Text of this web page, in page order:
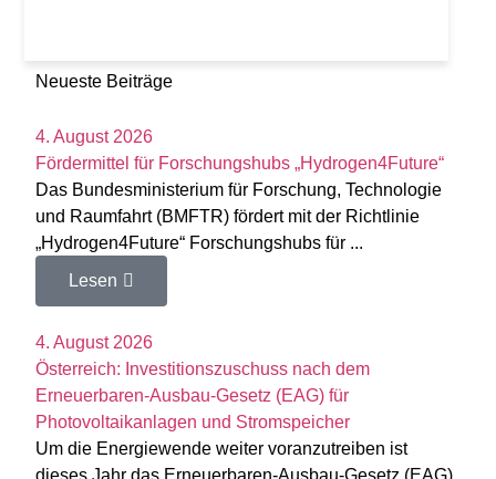
Neueste Beiträge
4. August 2026
Fördermittel für Forschungshubs „Hydrogen4Future“
Das Bundesministerium für Forschung, Technologie
und Raumfahrt (BMFTR) fördert mit der Richtlinie
„Hydrogen4Future“ Forschungshubs für ...
Lesen
4. August 2026
Österreich: Investitionszuschuss nach dem
Erneuerbaren-Ausbau-Gesetz (EAG) für
Photovoltaikanlagen und Stromspeicher
Um die Energiewende weiter voranzutreiben ist
dieses Jahr das Erneuerbaren-Ausbau-Gesetz (EAG)